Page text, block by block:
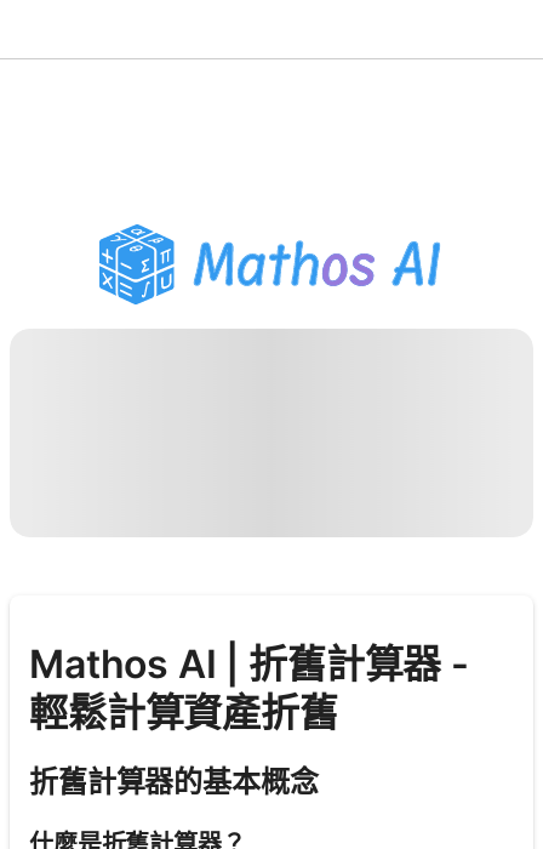
PDF 作業助手
學習工具
Mathos AI | 折舊計算器 -
輕鬆計算資產折舊
折舊計算器的基本概念